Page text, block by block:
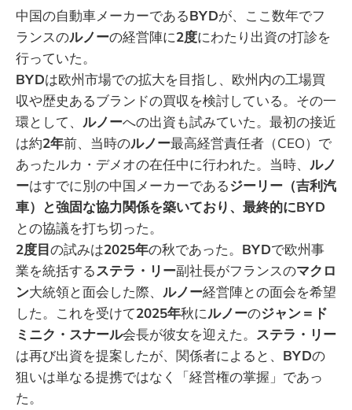
中国の自動車メーカーであるBYDが、ここ数年でフ
ランスのルノーの経営陣に2度にわたり出資の打診を
行っていた。
BYDは欧州市場での拡大を目指し、欧州内の工場買
収や歴史あるブランドの買収を検討している。その一
環として、 ルノーへの出資も試みていた。最初の接近
は約2年前、当時のルノー最高経営責任者（CEO）で
あったルカ・デメオの在任中に行われた。当時、 ルノ
ーはすでに別の中国メーカーであるジーリー（吉利汽
車）と強固な協力関係を築いており、最終的にBYD
との協議を打ち切った。
2度目の試みは2025年の秋であった。 BYDで欧州事
業を統括するステラ・リー副社長がフランスのマクロ
ン大統領と面会した際、 ルノー経営陣との面会を希望
した。これを受けて2025年秋にルノーのジャン＝ド
ミニク・スナール会長が彼女を迎えた。 ステラ・リー
は再び出資を提案したが、関係者によると、 BYDの
狙いは単なる提携ではなく「経営権の掌握」であっ
た。